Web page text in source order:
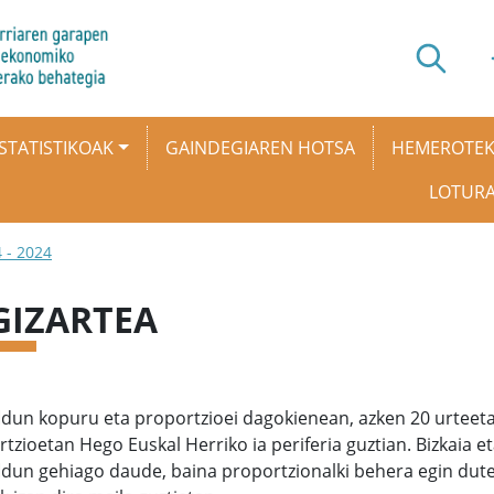
GAINDEGIAREN HOTSA
- 2024
kopuru eta proportzioei dagokienean, azken 20
Hego Euskal Herriko ia periferia guztian. Bizkaia
gehiago daude, baina proportzionalki behera egin